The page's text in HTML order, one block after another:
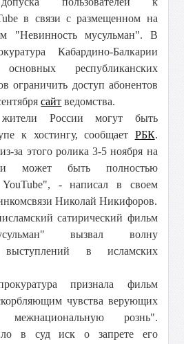
в связи с размещенном на
"Невинность мусульман". В
Кабардино-Балкарии
республиканских
ограничить доступ абонентов
сайт ведомства.
России могут быть
к хостингу, сообщает РБК.
за этого ролика 3-5 ноября на
может быть полностью
YouTube", - написал в своем
Николай Никифоров.
сатирический фильм
вызвал волну
выступлений в исламских
признала фильм
чувства верующих
рознь".
в суд иск о запрете его